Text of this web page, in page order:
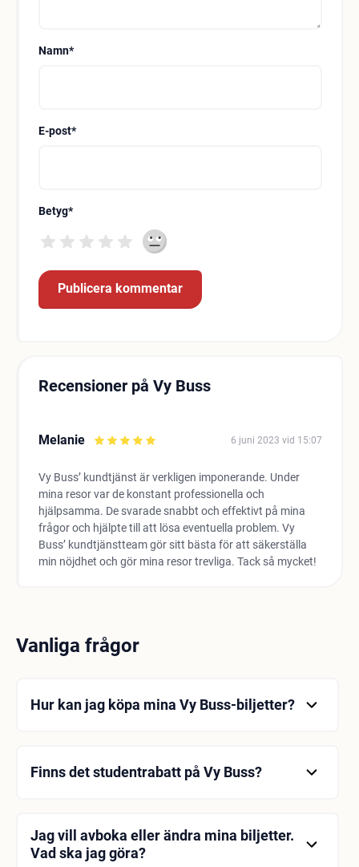
Namn*
E-post*
Betyg*
Recensioner på Vy Buss
Melanie 6 juni 2023 vid 15:07
Vy Buss’ kundtjänst är verkligen imponerande. Under
mina resor var de konstant professionella och
hjälpsamma. De svarade snabbt och effektivt på mina
frågor och hjälpte till att lösa eventuella problem. Vy
Buss’ kundtjänstteam gör sitt bästa för att säkerställa
min nöjdhet och gör mina resor trevliga. Tack så mycket!
Vanliga frågor
Hur kan jag köpa mina Vy Buss-biljetter?
köpa biljetter från biljettförsäljningsställen på
stationer eller från auktoriserade byråer.
Finns det studentrabatt på Vy Buss?
giltig studentlegitimation eller dokument.
Jag vill avboka eller ändra mina biljetter.
Vad ska jag göra?